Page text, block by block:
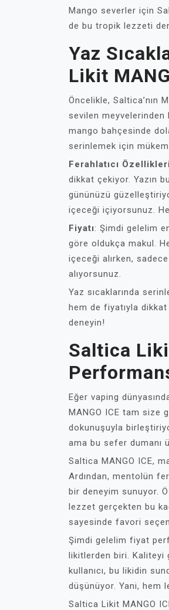
Mango severler için
de bu tropik lezzeti
Yaz
Likit
Öncelikle, Saltica’nın
sevilen
mango bahçesinde
serinlemek için
Ferahlatıcı Özellikleri
dikkat çekiyor. Yazın
gününüzü
içeceği içiyorsunuz.
Fiyatı: Şimdi gelelim
göre oldukça makul.
içeceği alırken,
alıyorsunuz.
Yaz sıcaklarında
hem de fiyatıyla
deneyin!
Saltica
Eğer vaping
MANGO ICE tam size
dokunuşuyla
ama bu sefer dumanı
Saltica MANGO ICE,
Ardından, mentolün
bir deneyim sunuyor.
lezzet gerçekten bu
sayesinde favori
Şimdi gelelim fiyat
likitlerden biri. Kaliteyi
kullanıcı, bu likidin
düşünüyor. Yani, hem
Saltica Likit MANGO